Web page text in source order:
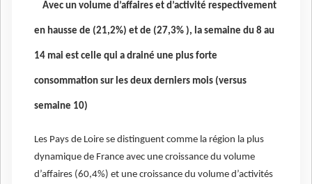
Avec un volume d’affaires et d’activité respectivement
en hausse de (21,2%) et de (27,3% ), la semaine du 8 au
14 mai est celle qui a drainé une plus forte
consommation sur les deux derniers mois (versus
semaine 10)
Les Pays de Loire se distinguent comme la région la plus
dynamique de France avec une croissance du volume
d’affaires (60,4%) et une croissance du volume d’activités